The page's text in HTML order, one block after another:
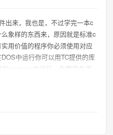
出来，我也是，不过学完一本c
象样的东西来，原因就是标准c
用价值的程序你必须使用对应
中运行你可以用TC提供的库
windows中运行，你要学会调
；你要在linux中运行，你要学